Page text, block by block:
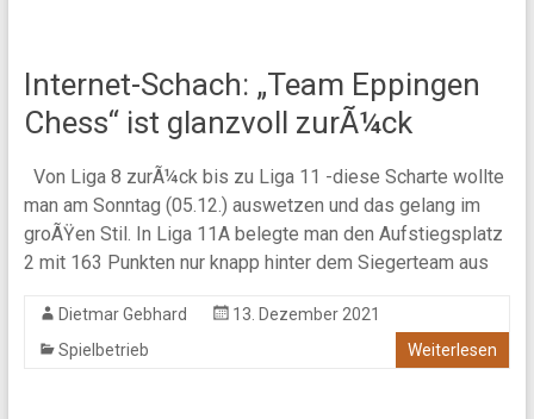
Internet-Schach: „Team Eppingen
Chess“ ist glanzvoll zurÃ¼ck
Von Liga 8 zurÃ¼ck bis zu Liga 11 -diese Scharte wollte
man am Sonntag (05.12.) auswetzen und das gelang im
groÃŸen Stil. In Liga 11A belegte man den Aufstiegsplatz
2 mit 163 Punkten nur knapp hinter dem Siegerteam aus
Dietmar Gebhard
13. Dezember 2021
Spielbetrieb
Weiterlesen